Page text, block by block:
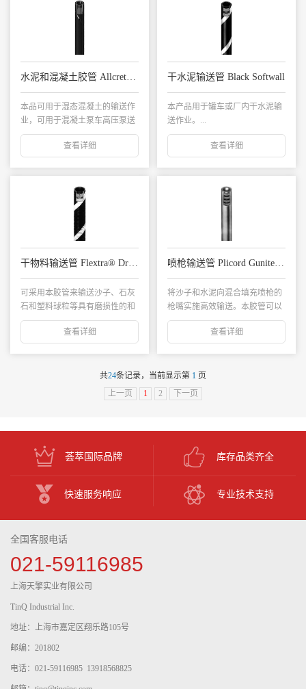
水泥和混凝土胶管 Allcrete® Wire
本品可用于湿态混凝土的输送作
业，可用于混凝土泵车高压泵送
软连接部位；该产...
查看详细
干水泥输送管 Black Softwall
本产品用于罐车或厂内干水泥输
送作业。...
查看详细
干物料输送管 Flextra® Dry Material
可采用本胶管来输送沙子、石灰
石和塑料球粒等具有磨损性的和
非油型的物料。...
查看详细
喷枪输送管 Plicord Gunite® Tan
将沙子和水泥向混合填充喷枪的
枪嘴实施高效输送。本胶管可以
用于所有类型的采...
查看详细
共24条记录，当前显示第 1 页
上一页
1 2 下一页
荟萃国际品牌 库存品类齐全
快速服务响应 专业技术支持
全国客服电话
021-59116985
上海天擎实业有限公司
TinQ Industrial Inc.
地址：上海市嘉定区翔乐路105号
邮编：201802
电话：021-59116985 13918568825